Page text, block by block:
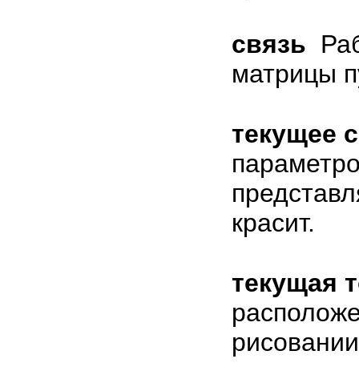
связь
матрицы
текущее
красит.
текущая